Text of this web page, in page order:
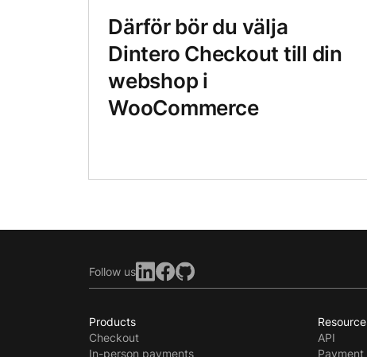
Därför bör du välja
Dintero Checkout till din
webshop i
WooCommerce
Follow us
Products
Checkout
In-person payments
API